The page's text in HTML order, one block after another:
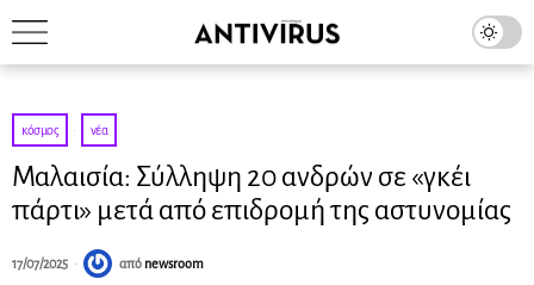
κόσμος · νέα
Μαλαισία: Σύλληψη 20 ανδρών σε «γκέι
πάρτι» μετά από επιδρομή της αστυνομίας
17/07/2025 από newsroom